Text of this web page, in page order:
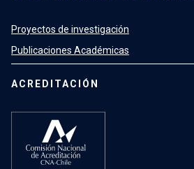
Proyectos de investigación
Publicaciones Académicas
ACREDITACIÓN